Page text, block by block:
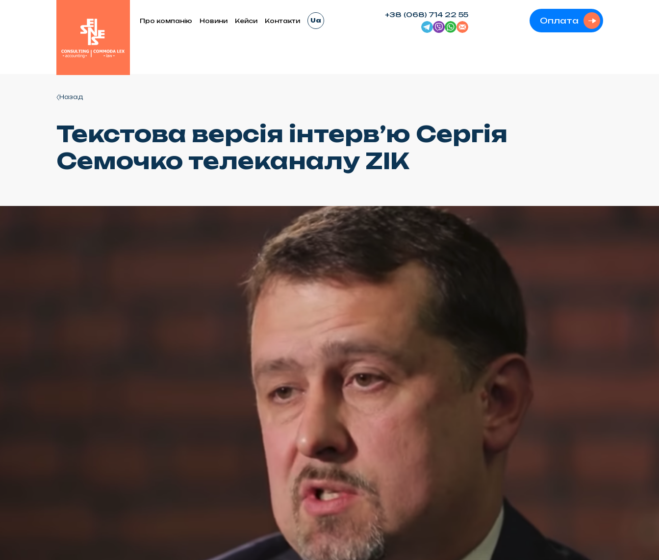
Про компанію Новини Кейси Контакти Ua
+38 (068) 714 22 55
Оплата
Назад
Текстова версія інтерв’ю Сергія
Семочко телеканалу ZIK